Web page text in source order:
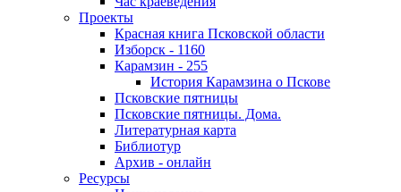
Проекты
Красная книга Псковской области
Изборск - 1160
Карамзин - 255
История Карамзина о Пскове
Псковские пятницы
Псковские пятницы. Дома.
Литературная карта
Библиотур
Архив - онлайн
Ресурсы